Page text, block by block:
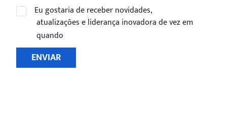
Eu gostaria de receber novidades,
atualizações e liderança inovadora de vez em
quando
ENVIAR